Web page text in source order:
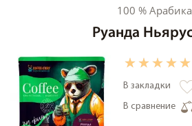
100 % Арабика
Руанда
В закладки
В сравнение